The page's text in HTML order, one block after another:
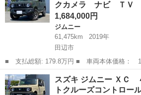
全ボディ／キーレ...クカメラ ナビ ＴＶ
1,684,000円
ジムニー
61,475km
2019年
田辺市
■ 支払総額: 179.8万円 ■ 車両本体価格： 1,684,000 円 ■ メーカ
ー名： スズキ ■ 車種名： ジムニー ■
ＷＤ ＥＴＣ バックカメラ ナビ ＴＶ オ
ール レ...
和歌山 田辺市 ジムニー
スズキ ジムニー Ｘ
トクルーズコントロ